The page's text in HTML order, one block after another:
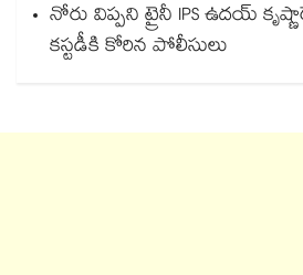
నోరు విప్పని ట్రైనీ IPS ఉదయ్
కస్టడీకి కోరిన పోలీసులు